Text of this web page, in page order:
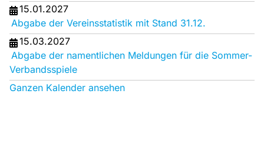
15.01.2027
Abgabe der Vereinsstatistik mit Stand 31.12.
15.03.2027
Abgabe der namentlichen Meldungen für die Sommer-
Verbandsspiele
Ganzen Kalender ansehen